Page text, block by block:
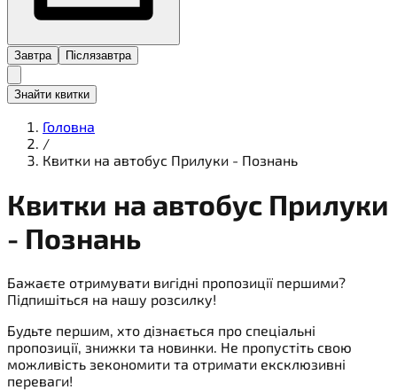
Завтра Післязавтра
Знайти квитки
Головна
/
Квитки на автобус Прилуки - Познань
Квитки на автобус Прилуки
- Познань
Бажаєте отримувати вигідні пропозиції першими?
Підпишіться на нашу розсилку!
Будьте першим, хто дізнається про спеціальні
пропозиції, знижки та новинки. Не пропустіть свою
можливість зекономити та отримати ексклюзивні
переваги!